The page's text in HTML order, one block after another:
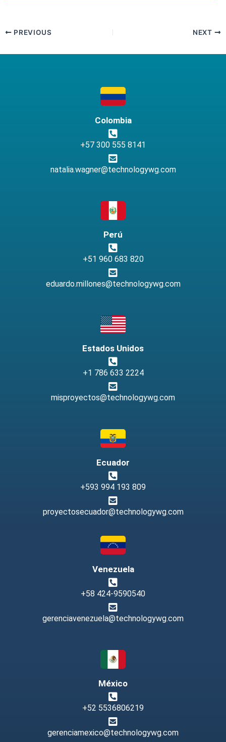
PREVIOUS NEXT
Colombia
+57 300 555 8141
natalia.wagner@technologywg.com
Perú
+51 960 683 820
eduardo.millones@technologywg.com
Estados Unidos
+1 786 633 2224
misproyectos@technologywg.com
Ecuador
+593 994 193 809
proyectosecuador@technologywg.com
Venezuela
+58 424-9590540
gerenciavenezuela@technologywg.com
México
+52 5536806219
gerenciamexico@technologywg.com